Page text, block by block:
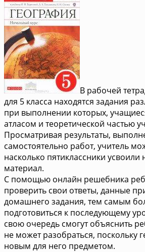
В рабочей
для 5 класса находятся задания
при выполнении которых,
атласом и теоретической частью
Просматривая результаты,
самостоятельно работ, учитель
насколько пятиклассники
материал.
С помощью онлайн решебника
проверить свои ответы, данные
домашнего задания, тем самым
подготовиться к последующему
свою очередь смогут объяснить
не может разобраться, поскольку
новым для него предметом.